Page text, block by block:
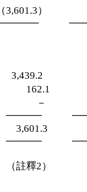
3,601.3）
3,439.2 （
－
（
註釋2）